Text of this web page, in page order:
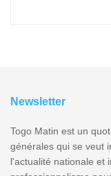
Newsletter
Togo Matin est un
générales qui se veut
l'actualité nationale et